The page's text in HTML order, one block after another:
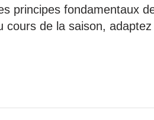
principes fondamentaux
cours de la saison,